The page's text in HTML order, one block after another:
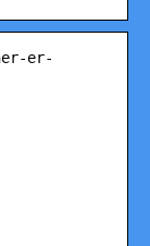
er-